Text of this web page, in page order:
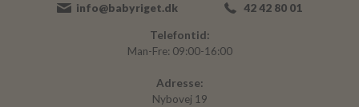
info@babyriget.dk 42 42 80 01
Telefontid:
Man-Fre: 09:00-16:00
Adresse:
Nybovej 19